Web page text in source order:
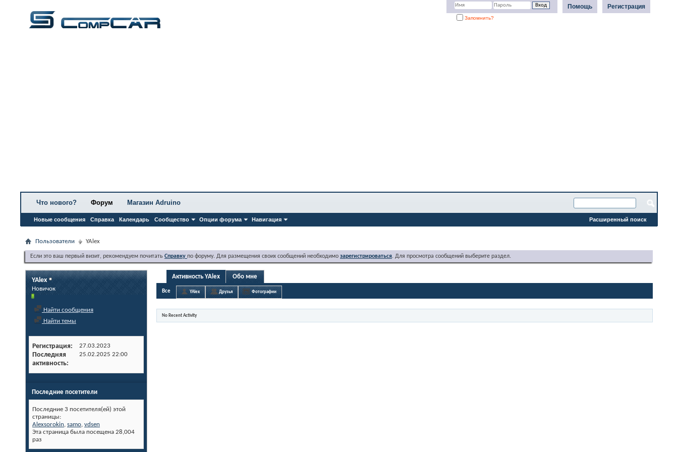
Регистрация
Помощь
Запомнить?
Что нового? Форум
Новые сообщения Справка Календарь Сообщество Опции форума Навигация
Магазин Adruino
Расширенный поиск
Пользователи YAlex
Если это ваш первый визит, рекомендуем почитать Справку по форуму. Для размещения своих сообщений необходимо зарегистрироваться. Для просмотра сообщений выберите раздел.
YAlex
Новичок
Найти сообщения
Найти темы
Регистрация 27.03.2023
Последняя
активность
25.02.2025 22:00
Последние посетители
Последние 3 посетителя(ей) этой
страницы:
Alexsorokin, samo, vdsen
Эта страница была посещена 28,004
раз
Активность YAlex Обо мне
Все YAlex Друзья Фотографии
No Recent Activity